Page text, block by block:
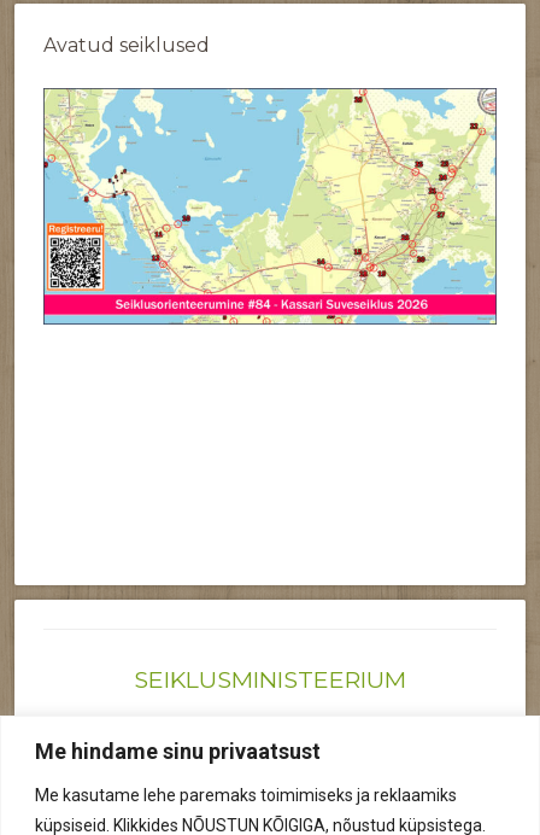
Me hindame sinu privaatsust
Me kasutame lehe paremaks toimimiseks ja reklaamiks
küpsiseid. Klikkides NÕUSTUN KÕIGIGA, nõustud küpsistega.
Avatud seiklused
SEIKLUSMINISTEERIUM
Reg nr: 12041719